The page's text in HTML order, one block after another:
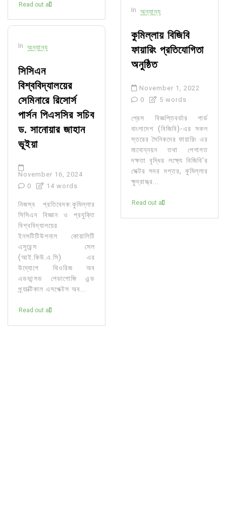
Read out all
In অন্যান্য
সিসিএন
বিশ্ববিদ্যালয়ের
সেমিনারে রিসোর্স
পার্সন পিএসসির সচিব
ড. সানোয়ার জাহান
ভূইয়া
November 16, 2024
0
14 words
নিজস্ব প্রতিবেদক:কুমিল্লার
সিসিএন বিজ্ঞান ও প্রযুক্তি
বিশ্ববিদ্যালয়ের
ইনসটিটিউশনাল কোয়ালিটি
এসুরেন্স সেল
(আই.কিউ.এ.সি) এর
উদ্যোগে থিওরিজ অব
এডভান্সড পেডাগোজি এন্ড
প্র্যাক্টিকাল এসপেক্টস অব...
Read out all
In অন্যান্য
কুমিল্লায় বিজিবি
ফায়ারিং প্রতিযোগিতা
অনুষ্ঠিত
November 1, 2022
0
5 words
প্রেস বিজ্ঞপ্তিবর্ডার গার্ড
বাংলাদেশ (বিজিবি)-এর সকল
স্তরের সৈনিকদের ফায়ারিং এর
মানোন্নয়ন তথা পেশাগত
দক্ষতা বৃদ্ধির লক্ষ্যে বিজিবি’র
সেক্টর সদর দপ্তর, কুমিল্লার
ক্ষুদ্রাস্ত্র...
Read out all